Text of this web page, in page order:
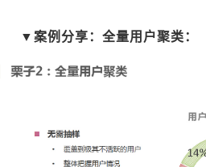
▼案例分享：全量用户聚类：